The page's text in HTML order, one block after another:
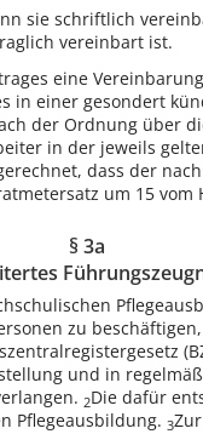
sie schriftlich
vereinbart ist.
eine
in einer gesondert
der Ordnung über
in der jeweils
dass der
um 15 vom
§ 3a
zu
und in
2Die dafür
Pflegeausbildung.3